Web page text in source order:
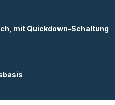
mit Quickdown-Schaltung